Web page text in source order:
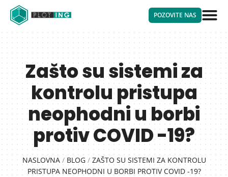
POZOVITE NAS
Zašto su sistemi za
kontrolu pristupa
neophodni u borbi
protiv COVID -19?
NASLOVNA/ BLOG/ ZAŠTO SU SISTEMI ZA KONTROLU
PRISTUPA NEOPHODNI U BORBI PROTIV COVID -19?